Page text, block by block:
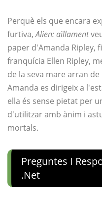
Perquè els que encara
furtiva,Alien: aïllament
paper d'Amanda Ripley,
franquícia Ellen Ripley,
de la seva mare arran
Amanda es dirigeix ​​a
ella és sense pietat per
d'utilitzar amb ànim i
mortals.
Preguntes I
.net